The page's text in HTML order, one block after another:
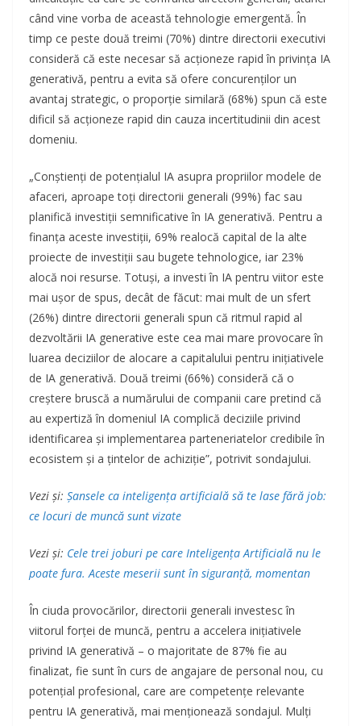
când vine vorba de această tehnologie emergentă. În
timp ce peste două treimi (70%) dintre directorii executivi
consideră că este necesar să acționeze rapid în privința IA
generativă, pentru a evita să ofere concurenților un
avantaj strategic, o proporție similară (68%) spun că este
dificil să acționeze rapid din cauza incertitudinii din acest
domeniu.
„Conștienți de potențialul IA asupra propriilor modele de
afaceri, aproape toți directorii generali (99%) fac sau
planifică investiții semnificative în IA generativă. Pentru a
finanța aceste investiții, 69% realocă capital de la alte
proiecte de investiții sau bugete tehnologice, iar 23%
alocă noi resurse. Totuși, a investi în IA pentru viitor este
mai ușor de spus, decât de făcut: mai mult de un sfert
(26%) dintre directorii generali spun că ritmul rapid al
dezvoltării IA generative este cea mai mare provocare în
luarea deciziilor de alocare a capitalului pentru inițiativele
de IA generativă. Două treimi (66%) consideră că o
creștere bruscă a numărului de companii care pretind că
au expertiză în domeniul IA complică deciziile privind
identificarea și implementarea parteneriatelor credibile în
ecosistem și a țintelor de achiziție”, potrivit sondajului.
Vezi și: Șansele ca inteligența artificială să te lase fără job:
ce locuri de muncă sunt vizate
Vezi și: Cele trei joburi pe care Inteligența Artificială nu le
poate fura. Aceste meserii sunt în siguranță, momentan
În ciuda provocărilor, directorii generali investesc în
viitorul forței de muncă, pentru a accelera inițiativele
privind IA generativă – o majoritate de 87% fie au
finalizat, fie sunt în curs de angajare de personal nou, cu
potențial profesional, care are competențe relevante
pentru IA generativă, mai menționează sondajul. Mulți